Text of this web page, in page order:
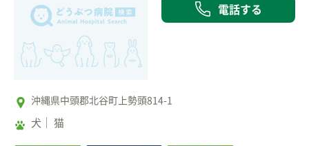
電話する
沖縄県中頭郡北谷町上勢頭814-1
犬 猫